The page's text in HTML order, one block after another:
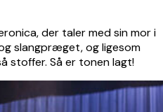
der taler med sin mor i
slangpræget, og ligesom
stoffer. Så er tonen lagt!